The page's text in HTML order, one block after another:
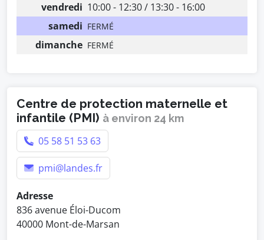
vendredi 10:00 - 12:30 / 13:30 - 16:00
samedi FERMÉ
dimanche FERMÉ
Centre de protection maternelle et
infantile (PMI) à environ 24 km
05 58 51 53 63
pmi@landes.fr
Adresse
836 avenue Éloi-Ducom
40000 Mont-de-Marsan